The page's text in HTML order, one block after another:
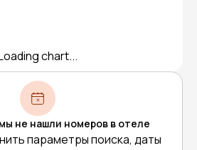
chart...
не нашли номеров в отеле
параметры поиска, даты